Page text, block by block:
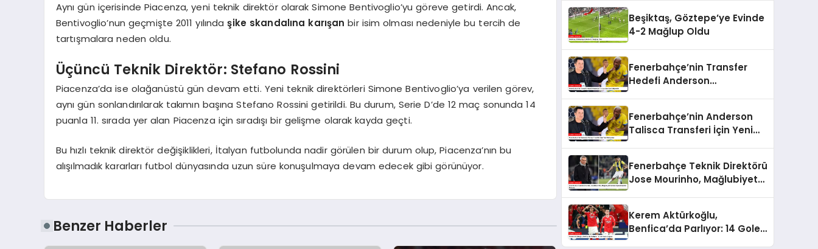
Aynı gün içerisinde Piacenza, yeni teknik direktör olarak Simone Bentivoglio’yu göreve getirdi. Ancak,
Bentivoglio’nun geçmişte 2011 yılındaşike skandalına karışan bir isim olması nedeniyle bu tercih de
tartışmalara neden oldu.
Üçüncü Teknik Direktör: Stefano Rossini
Piacenza’da ise olağanüstü gün devam etti. Yeni teknik direktörleri Simone Bentivoglio’ya verilen görev,
aynı gün sonlandırılarak takımın başına Stefano Rossini getirildi. Bu durum, Serie D’de 12 maç sonunda 14
puanla 11. sırada yer alan Piacenza için sıradışı bir gelişme olarak kayda geçti.
Bu hızlı teknik direktör değişiklikleri, İtalyan futbolunda nadir görülen bir durum olup, Piacenza’nın bu
alışılmadık kararları futbol dünyasında uzun süre konuşulmaya devam edecek gibi görünüyor.
Benzer Haberler
Beşiktaş, Göztepe’ye Evinde
4-2 Mağlup Oldu
Fenerbahçe’nin Transfer
Hedefi Anderson
Fenerbahçe’nin Anderson
Talisca Transferi İçin Yeni
Fenerbahçe Teknik Direktörü
Jose Mourinho, Mağlubiyet
Kerem Aktürkoğlu,
Benfica’da Parlıyor: 14 Gole